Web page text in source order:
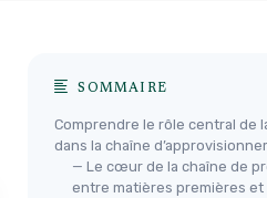
SOMMAIRE
Comprendre le rôle central de
dans la chaîne
— Le cœur de la chaîne de
entre matières premières